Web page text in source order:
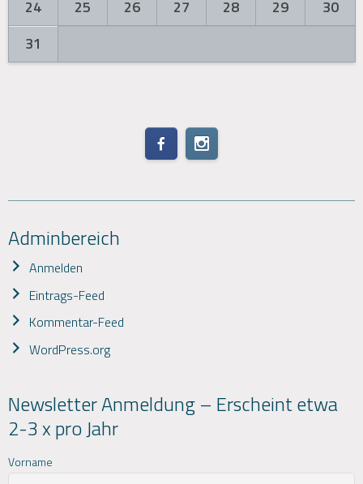
24
25 26 27 28 29
30
31
Adminbereich
Anmelden
Eintrags-Feed
Kommentar-Feed
WordPress.org
Newsletter Anmeldung – Erscheint etwa
2-3 x pro Jahr
Vorname